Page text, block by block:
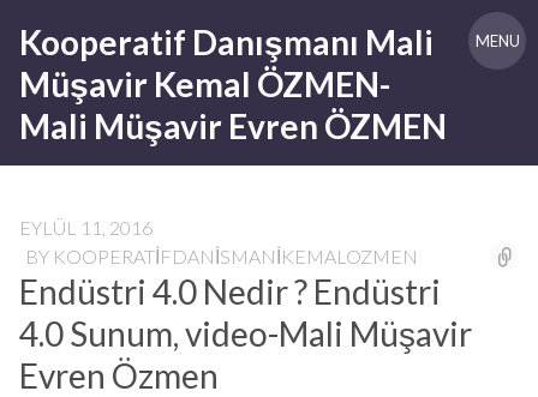
content
Kooperatif Danışmanı Mali
Müşavir Kemal ÖZMEN-
Mali Müşavir Evren ÖZMEN
MENU
EYLÜL 11, 2016
BY KOOPERATIFDANISMANIKEMALOZMEN
Endüstri 4.0 Nedir ? Endüstri
4.0 Sunum, video-Mali Müşavir
Evren Özmen